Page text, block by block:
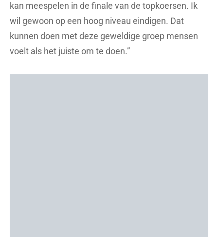
kan meespelen in de finale van de topkoersen. Ik
wil gewoon op een hoog niveau eindigen. Dat
kunnen doen met deze geweldige groep mensen
voelt als het juiste om te doen.”